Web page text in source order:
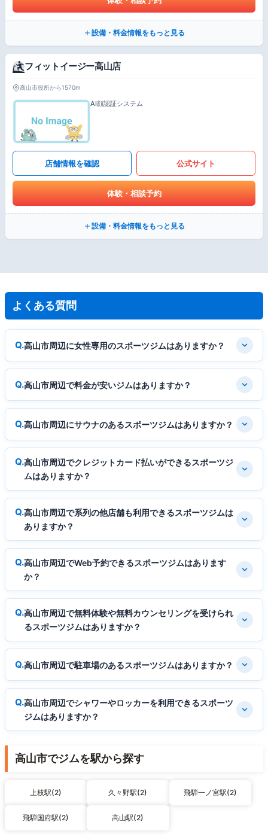
設備・料金情報をもっと見る
フィットイージー高山店
高山市役所から1570m
AI顔認証システム
店舗情報を確認 公式サイト
体験・相談予約
設備・料金情報をもっと見る
よくある質問
高山市周辺に女性専用のスポーツジムはありますか？
高山市周辺で料金が安いジムはありますか？
高山市周辺にサウナのあるスポーツジムはありますか？
高山市周辺でクレジットカード払いができるスポーツジ
ムはありますか？
高山市周辺で系列の他店舗も利用できるスポーツジムは
ありますか？
高山市周辺でWeb予約できるスポーツジムはあります
か？
高山市周辺で無料体験や無料カウンセリングを受けられ
るスポーツジムはありますか？
高山市周辺で駐車場のあるスポーツジムはありますか？
高山市周辺でシャワーやロッカーを利用できるスポーツ
ジムはありますか？
高山市でジムを駅から探す
上枝駅(2) 久々野駅(2) 飛騨一ノ宮駅(2)
飛騨国府駅(2) 高山駅(2)